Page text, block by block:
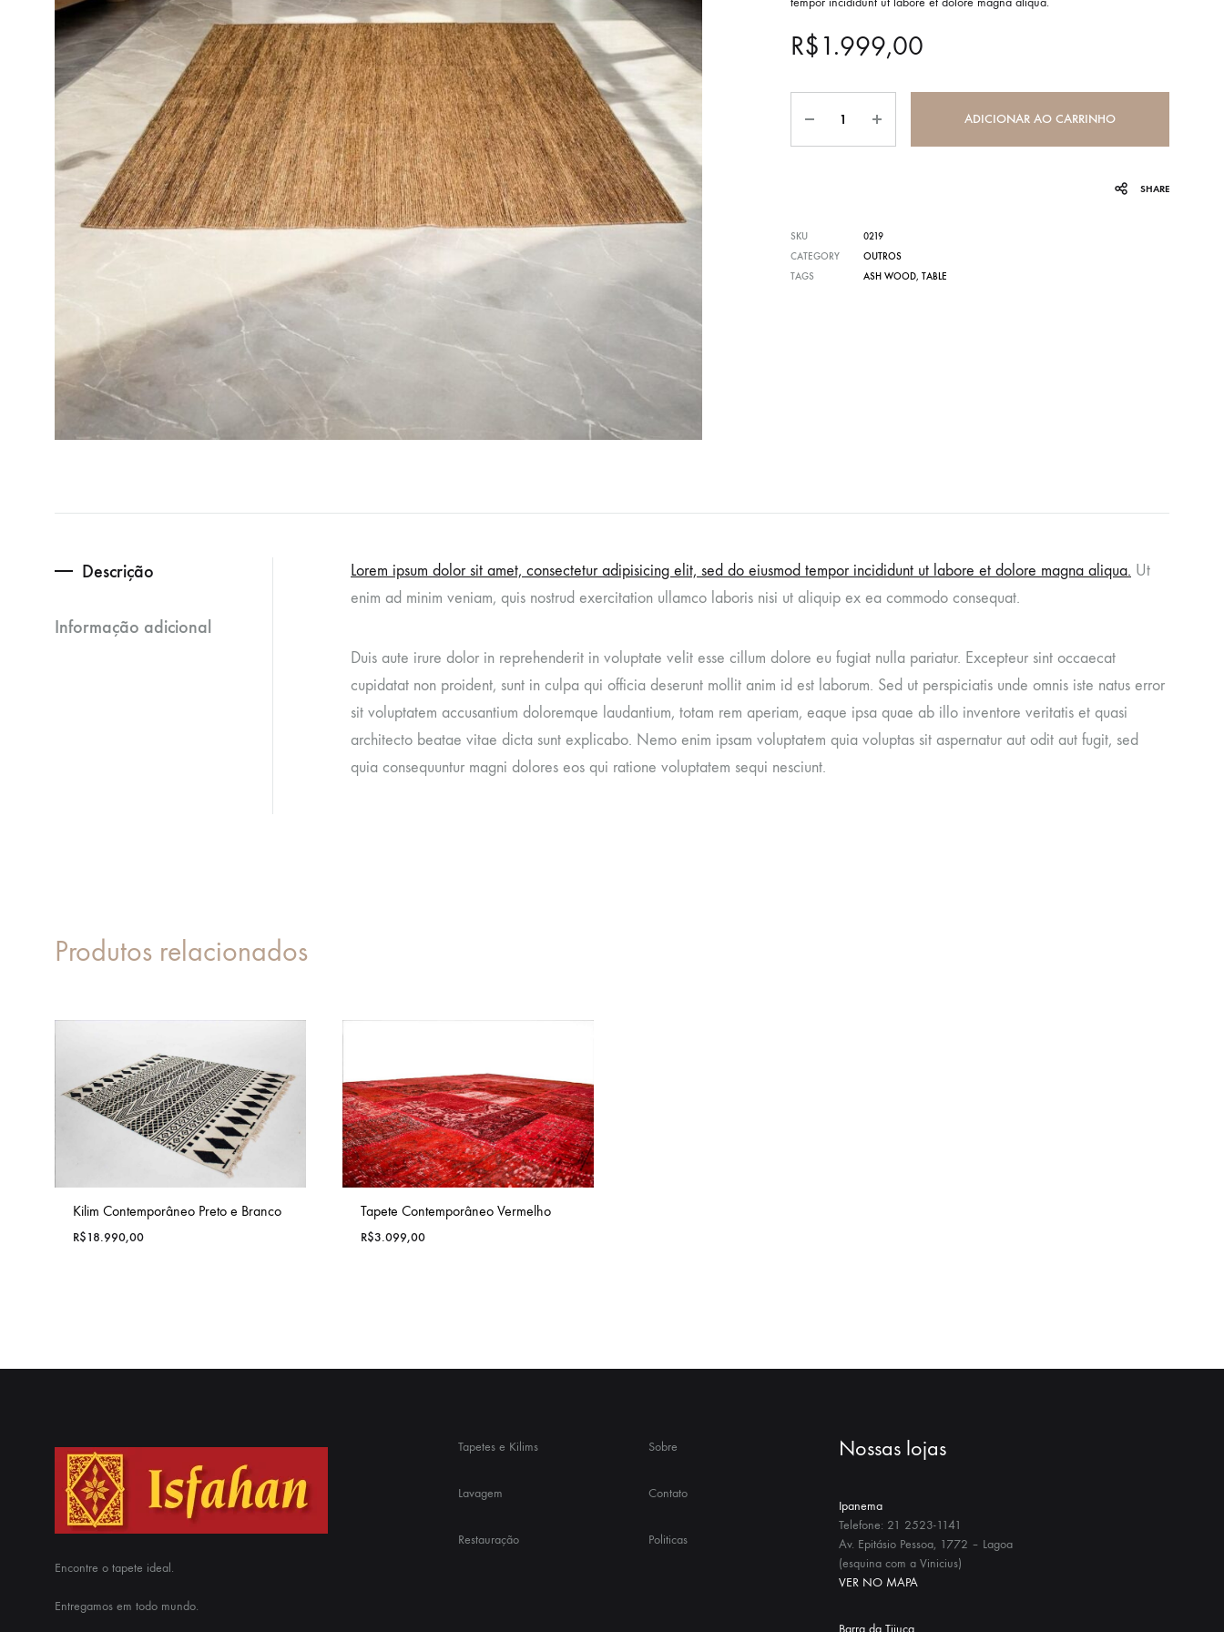
R$1.999,00
ADICIONAR AO CARRINHO
SHARE
SKU
0219
CATEGORY
OUTROS
TAGS
ASH WOOD, TABLE
Descrição
Informação adicional
Lorem ipsum dolor sit amet, consectetur adipisicing elit, sed do eiusmod tempor incididunt ut labore et dolore magna aliqua. Ut
enim ad minim veniam, quis nostrud exercitation ullamco laboris nisi ut aliquip ex ea commodo consequat.
Duis aute irure dolor in reprehenderit in voluptate velit esse cillum dolore eu fugiat nulla pariatur. Excepteur sint occaecat
cupidatat non proident, sunt in culpa qui officia deserunt mollit anim id est laborum. Sed ut perspiciatis unde omnis iste natus error
sit voluptatem accusantium doloremque laudantium, totam rem aperiam, eaque ipsa quae ab illo inventore veritatis et quasi
architecto beatae vitae dicta sunt explicabo. Nemo enim ipsam voluptatem quia voluptas sit aspernatur aut odit aut fugit, sed
quia consequuntur magni dolores eos qui ratione voluptatem sequi nesciunt.
Produtos relacionados
Kilim Contemporâneo Preto e Branco
R$18.990,00
Tapete Contemporâneo Vermelho
R$3.099,00
Encontre o tapete ideal.
Entregamos em todo mundo.
Tapetes e Kilims
Lavagem
Restauração
Sobre
Contato
Politicas
Nossas lojas
Ipanema
Telefone: 21 2523-1141
Av. Epitásio Pessoa, 1772 – Lagoa
(esquina com a Vinicius)
VER NO MAPA
Barra da Tijuca